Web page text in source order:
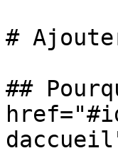
#
##